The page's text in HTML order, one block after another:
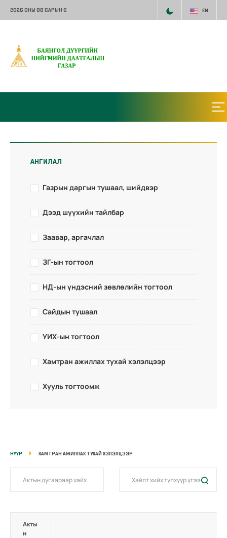
2026 ОНЫ 08 САРЫН 6 EN
АНГИЛАЛ
Газрын даргын тушаал, шийдвэр
Дээд шүүхийн тайлбар
Заавар, аргачлал
ЗГ-ын тогтоол
НД-ын үндэсний зөвлөлийн тогтоол
Сайдын тушаал
УИХ-ын тогтоол
Хамтран ажиллах тухай хэлэлцээр
Хууль тогтоомж
НҮҮР ХАМТРАН АЖИЛЛАХ ТУХАЙ ХЭЛЭЛЦЭЭР
Акты
н